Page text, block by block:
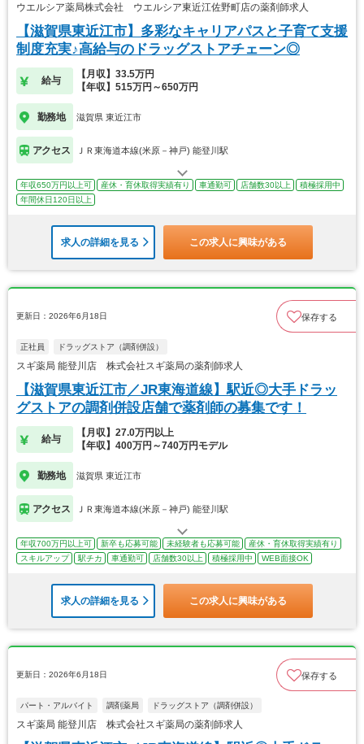
ウエルシア薬局株式会社 ウエルシア東近江佐野町店の薬剤師求人
【滋賀県東近江市】多彩なキャリアパスと子育て支援
制度充実♪高給与のドラッグストアチェーン◎
給与
【月収】33.5万円
【年収】515万円～650万円
勤務地 滋賀県 東近江市
アクセス ＪＲ東海道本線(米原－神戸) 能登川駅
年収650万円以上可 産休・育休取得実績有り 車通勤可 店舗数30以上
積極採用中
年間休日120日以上
求人の詳細を見る この求人に興味がある
更新日：2026年6月18日 保存する
正社員 ドラッグストア（調剤併設）
スギ薬局 能登川店 株式会社スギ薬局の薬剤師求人
【滋賀県東近江市／JR東海道線】駅近◎大手ドラッ
グストアの調剤併設店舗で薬剤師の募集です！
給与
【月収】27.0万円以上
【年収】400万円～740万円モデル
勤務地 滋賀県 東近江市
アクセス ＪＲ東海道本線(米原－神戸) 能登川駅
年収700万円以上可 新卒も応募可能 未経験者も応募可能
産休・育休取得実績有り
スキルアップ
駅チカ 車通勤可 店舗数30以上 積極採用中 WEB面接OK
求人の詳細を見る この求人に興味がある
更新日：2026年6月18日 保存する
パート・アルバイト 調剤薬局 ドラッグストア（調剤併設）
スギ薬局 能登川店 株式会社スギ薬局の薬剤師求人